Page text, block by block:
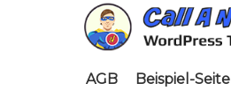
AGB Beispiel-Seite